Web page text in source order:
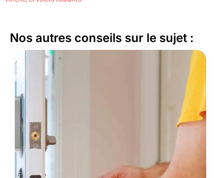
Nos autres conseils sur le sujet :